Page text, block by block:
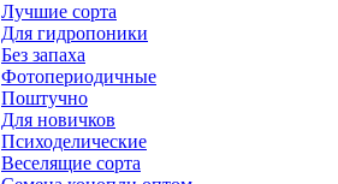
Лучшие сорта
Для гидропоники
Без запаха
Фотопериодичные
Поштучно
Для новичков
Психоделические
Веселящие сорта